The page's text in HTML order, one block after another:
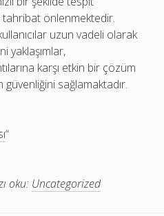
önlenmektedir.
uzun vadeli olarak
yaklaşımlar,
karşı etkin bir çözüm
sağlamaktadır.
“
oku: Uncategorized